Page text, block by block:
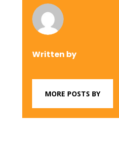
Written by
MORE POSTS BY